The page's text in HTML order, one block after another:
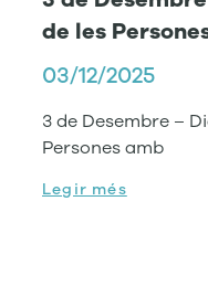
de les
03/12/2025
3 de Desembre –
Persones amb
Legir més